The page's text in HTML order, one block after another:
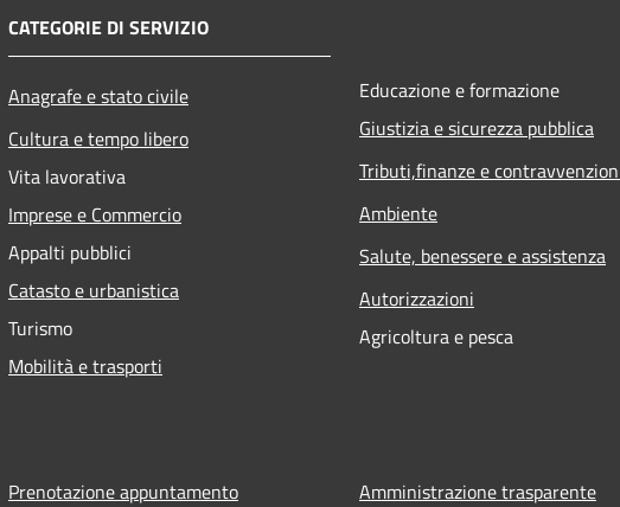
CATEGORIE DI SERVIZIO
Anagrafe e stato civile
Cultura e tempo libero
Vita lavorativa
Imprese e Commercio
Appalti pubblici
Catasto e urbanistica
Turismo
Mobilità e trasporti
Educazione e formazione
Giustizia e sicurezza pubblica
Tributi,finanze e
Ambiente
Salute, benessere e assistenza
Autorizzazioni
Agricoltura e pesca
Prenotazione appuntamento
Amministrazione trasparente